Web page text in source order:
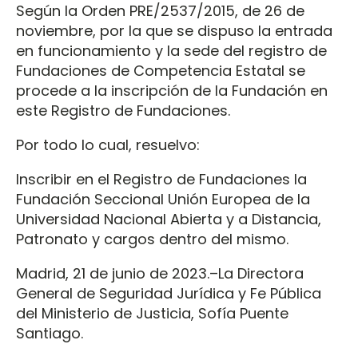
Según la Orden PRE/2537/2015, de 26 de
noviembre, por la que se dispuso la entrada
en funcionamiento y la sede del registro de
Fundaciones de Competencia Estatal se
procede a la inscripción de la Fundación en
este Registro de Fundaciones.
Por todo lo cual, resuelvo:
Inscribir en el Registro de Fundaciones la
Fundación Seccional Unión Europea de la
Universidad Nacional Abierta y a Distancia,
Patronato y cargos dentro del mismo.
Madrid, 21 de junio de 2023.–La Directora
General de Seguridad Jurídica y Fe Pública
del Ministerio de Justicia, Sofía Puente
Santiago.